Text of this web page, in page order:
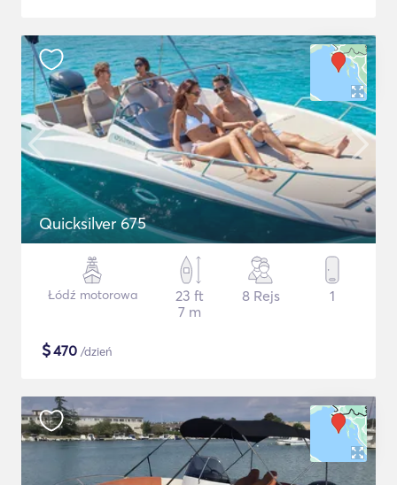
Quicksilver 675
Łódź motorowa
23 ft
7 m
8 Rejs 1
$470 /dzień